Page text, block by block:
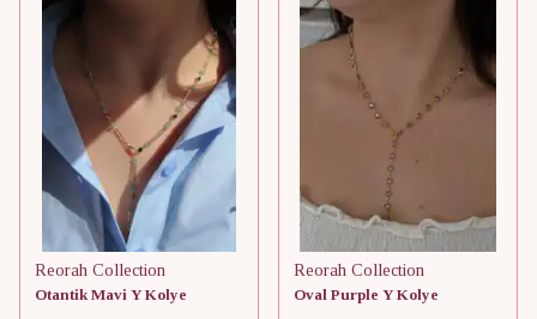
Reorah Collection
Otantik Mavi Y Kolye
Reorah Collection
Oval Purple Y Kolye